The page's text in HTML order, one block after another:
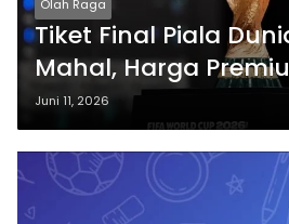
Olah Raga
Tiket Final Piala
Mahal, Harga
Rp138,8 Juta
Juni 11, 2026